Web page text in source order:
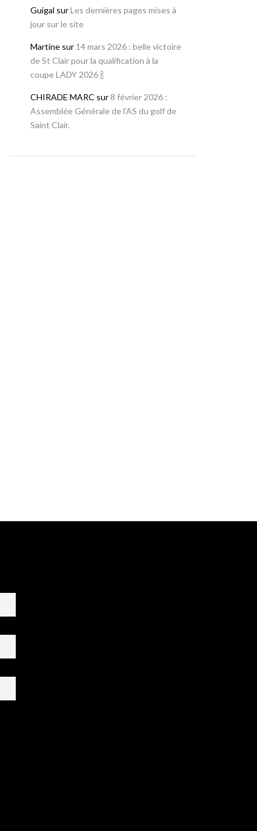
Guigal surLes dernières pages mises à
jour sur le site
Martine sur 14 mars 2026 : belle victoire
de St Clair pour la qualification à la
coupe LADY 2026 🍾
CHIRADE MARC sur 8 février 2026 :
Assemblée Générale de l’AS du golf de
Saint Clair.